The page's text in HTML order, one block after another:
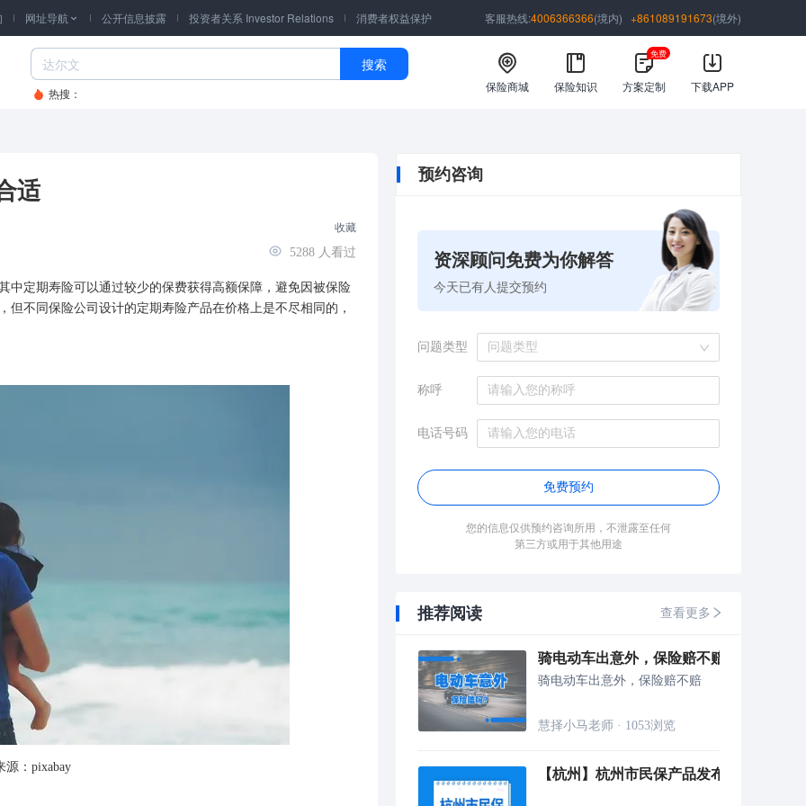
网址导航  公开信息披露 投资者关系 Investor Relations 消费者权益保护 客服热线:4006366366(境内) +861089191673(境外)
搜索
热搜： 保险商城 保险知识 方案定制
免费
下载APP
适
收藏
5288 人看过
定期寿险可以通过较少的保费获得高额保障，避免因被保险
不同保险公司设计的定期寿险产品在价格上是不尽相同的，
源：pixabay
预约咨询
资深顾问免费为你解答
今天已有人提交预约
问题类型 问题类型
称呼
电话号码
免费预约
您的信息仅供预约咨询所用，不泄露至任何
第三方或用于其他用途
推荐阅读 查看更多
骑电动车出意外，保险赔不赔？意外险给
骑电动车出意外，保险赔不赔
慧择小马老师 · 1053浏览
【杭州】杭州市民保产品发布仪式，在行